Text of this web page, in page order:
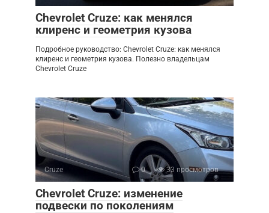
Chevrolet Cruze: как менялся
клиренс и геометрия кузова
Подробное руководство: Chevrolet Cruze: как менялся
клиренс и геометрия кузова. Полезно владельцам
Chevrolet Cruze
Cruze 0 33 просмотров
Chevrolet Cruze: изменение
подвески по поколениям